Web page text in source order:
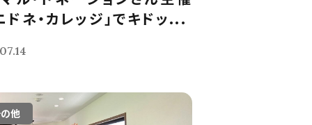
ドネ・カレッジ」でキドッ...
他